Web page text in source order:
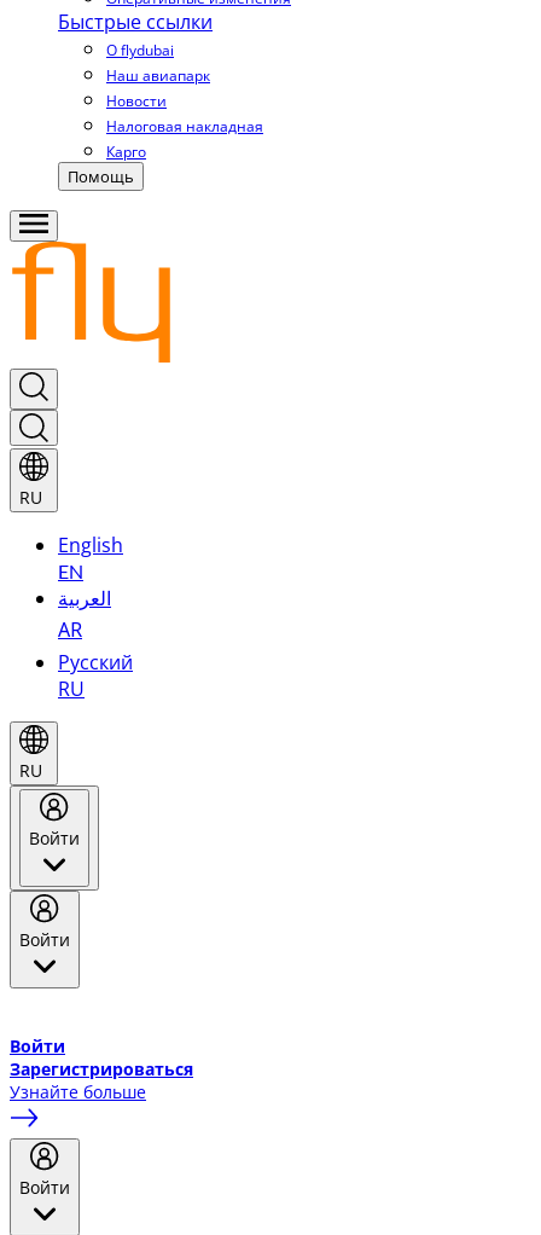
Быстрые ссылки
О flydubai
Наш авиапарк
Новости
Налоговая накладная
Карго
Помощь
RU
English
EN
العربية
AR
Русский
RU
RU
Войти
Войти
Войти
Зарегистрироваться
Узнайте больше
Войти